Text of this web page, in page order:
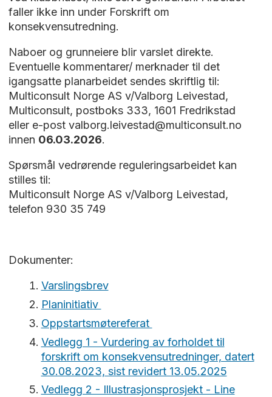
faller ikke inn under Forskrift om
konsekvensutredning.
Naboer og grunneiere blir varslet direkte.
Eventuelle kommentarer/ merknader til det
igangsatte planarbeidet sendes skriftlig til:
Multiconsult Norge AS v/Valborg Leivestad,
Multiconsult, postboks 333, 1601 Fredrikstad
eller e-post valborg.leivestad@multiconsult.no
innen 06.03.2026.
Spørsmål vedrørende reguleringsarbeidet kan
stilles til:
Multiconsult Norge AS v/Valborg Leivestad,
telefon 930 35 749
Dokumenter:
Varslingsbrev
Planinitiativ
Oppstartsmøtereferat
Vedlegg 1 - Vurdering av forholdet til
forskrift om konsekvensutredninger, datert
30.08.2023, sist revidert 13.05.2025
Vedlegg 2 - Illustrasjonsprosjekt - Line